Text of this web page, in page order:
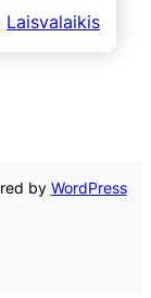
Laisvalaikis
by WordPress